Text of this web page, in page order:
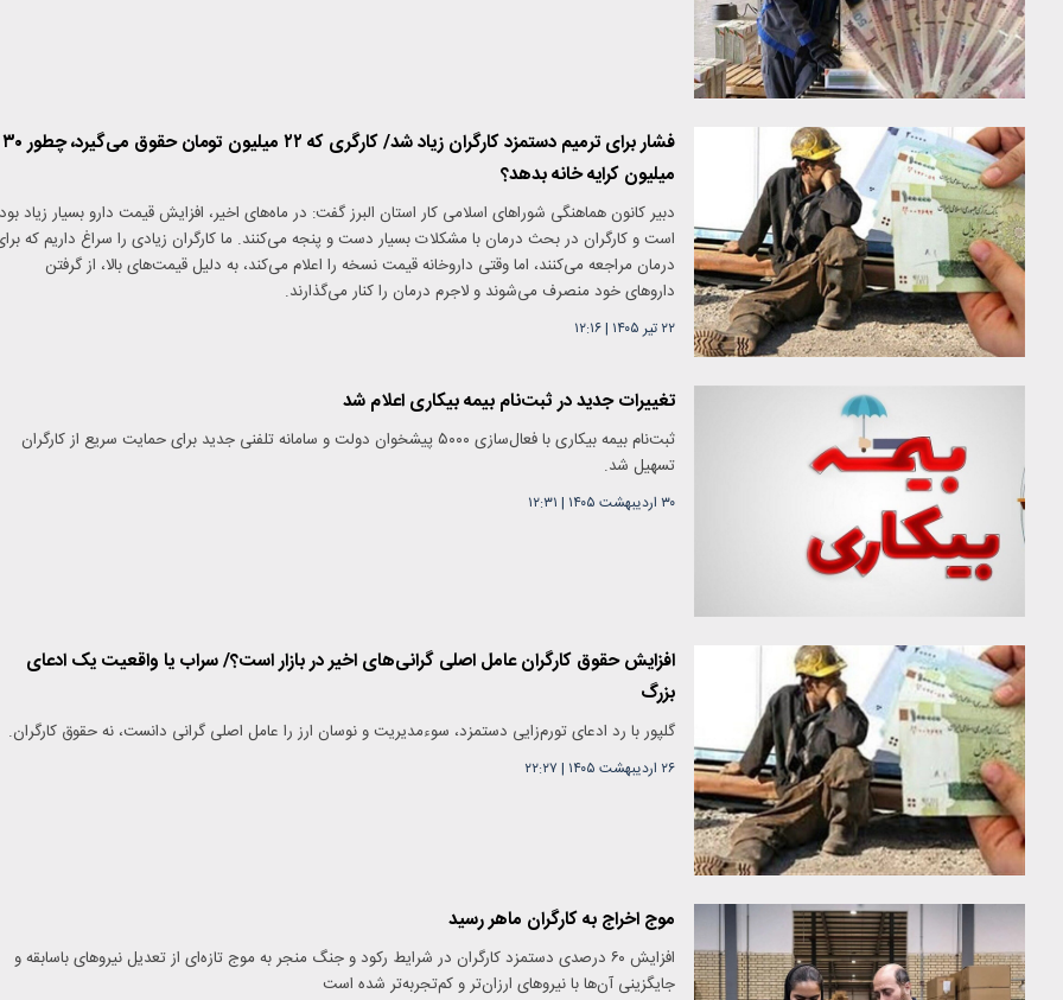
​فشار برای ترمیم دستمزد کارگران زیاد شد/ کارگری که ۲۲ میلیون تومان حقوق می‌گیرد، چطور ۳۰
میلیون کرایه خانه بدهد؟
دبیر کانون هماهنگی شوراهای اسلامی کار استان البرز گفت: در ماه‌های اخیر، افزایش قیمت دارو بسیار زیاد
است و کارگران در بحث درمان با مشکلات بسیار دست و پنجه می‌کنند. ما کارگران زیادی را سراغ داریم که
درمان مراجعه می‌کنند، اما وقتی داروخانه قیمت نسخه را اعلام می‌کند، به دلیل قیمت‌های بالا، از گرفتن
داروهای خود منصرف می‌شوند و لاجرم درمان را کنار می‌گذارند.
۲۲ تیر ۱۴۰۵ |۱۲:۱۶
تغییرات جدید در ثبت‌نام بیمه بیکاری اعلام شد
ثبت‌نام بیمه بیکاری با فعال‌سازی ۵۰۰۰ پیشخوان دولت و سامانه تلفنی جدید برای حمایت سریع از کارگران
تسهیل شد.
۳۰ اردیبهشت ۱۴۰۵ | ۱۲:۳۱
افزایش حقوق کارگران عامل اصلی گرانی‌های اخیر در بازار است؟/ سراب یا واقعیت یک ادعای
بزرگ
گلپور با رد ادعای تورم‌زایی دستمزد، سوءمدیریت و نوسان ارز را عامل اصلی گرانی دانست، نه حقوق کارگران.
۲۶ اردیبهشت ۱۴۰۵ | ۲۲:۲۷
موج اخراج به کارگران ماهر رسید
افزایش ۶۰ درصدی دستمزد کارگران در شرایط رکود و جنگ منجر به موج تازه‌ای از تعدیل نیروهای باسابقه و
جایگزینی آن‌ها با نیروهای ارزان‌تر و کم‌تجربه‌تر شده است